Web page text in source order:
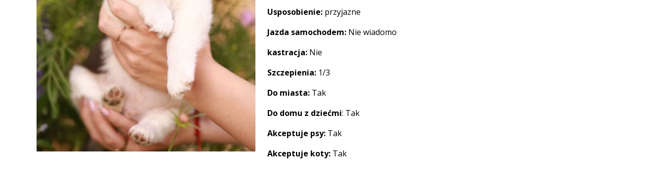
Usposobienie: przyjazne
Jazda samochodem: Nie wiadomo
kastracja: Nie
Szczepienia: 1/3
Do miasta: Tak
Do domu z dziećmi: Tak
Akceptuje psy: Tak
Akceptuje koty: Tak